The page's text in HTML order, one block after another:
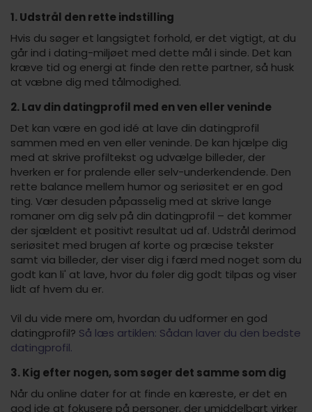
1. Udstrål den rette indstilling
Hvis du søger et langsigtet forhold, er det vigtigt, at du
går ind i dating-miljøet med dette mål i sinde. Det kan
kræve tid og energi at finde den rette partner, så husk
at væbne dig med tålmodighed.
2. Lav din datingprofil med en ven eller veninde
Det kan være en god idé at lave din datingprofil
sammen med en ven eller veninde. De kan hjælpe dig
med at skrive profiltekst og udvælge billeder, der
hverken er for pralende eller selv-underkendende. Den
rette balance mellem humor og seriøsitet er en god
ting. Vær desuden påpasselig med at skrive lange
romaner om dig selv på din datingprofil – det kommer
der sjældent et positivt resultat ud af. Udstrål derimod
seriøsitet med brugen af korte og præcise tekster
samt via billeder, der viser dig i færd med noget som du
godt kan li' at lave, hvor du føler dig godt tilpas og viser
lidt af hvem du er.
Vil du vide mere om, hvordan du udformer en god
datingprofil? Så læs artiklen: Sådan laver du den bedste
datingprofil.
3. Kig efter nogen, som søger det samme som dig
Når du online dater for at finde en kæreste, er det en
god ide at fokusere på personer, der umiddelbart virker